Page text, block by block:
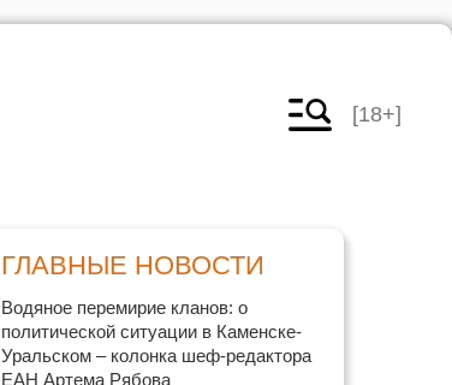
[18+]
ГЛАВНЫЕ НОВОСТИ
Водяное перемирие кланов: о
политической ситуации в Каменске-
Уральском – колонка шеф-редактора
ЕАН Артема Рябова